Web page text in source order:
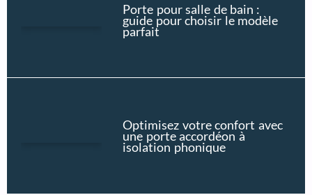
Porte pour salle de bain :
guide pour choisir le modèle
parfait
Optimisez votre confort avec
une porte accordéon à
isolation phonique